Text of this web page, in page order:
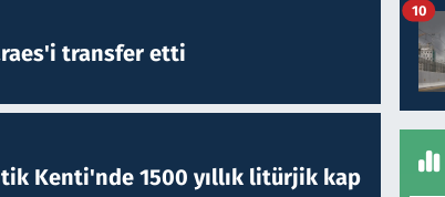
transfer etti
Kenti'nde 1500 yıllık litürjik kap
10